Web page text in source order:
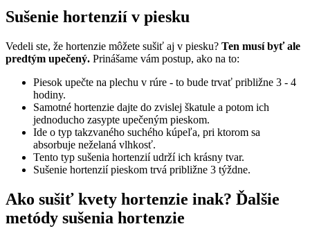
Sušenie hortenzií v piesku
Vedeli ste, že hortenzie môžete sušiť aj v piesku? Ten musí byť ale
predtým upečený. Prinášame vám postup, ako na to:
Piesok upečte na plechu v rúre - to bude trvať približne 3 - 4
hodiny.
Samotné hortenzie dajte do zvislej škatule a potom ich
jednoducho zasypte upečeným pieskom.
Ide o typ takzvaného suchého kúpeľa, pri ktorom sa
absorbuje neželaná vlhkosť.
Tento typ sušenia hortenzií udrží ich krásny tvar.
Sušenie hortenzií pieskom trvá približne 3 týždne.
Ako sušiť kvety hortenzie inak? Ďalšie
metódy sušenia hortenzie